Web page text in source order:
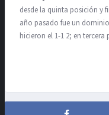
desde la quinta posición y
año pasado fue un
hicieron el 1-1 2; en